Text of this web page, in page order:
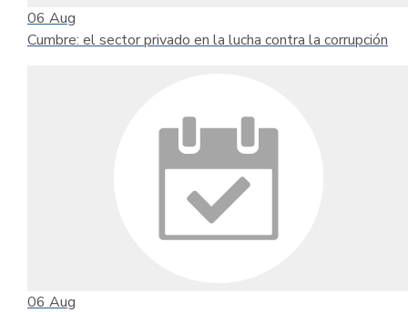
06 Aug
Cumbre: el sector privado en la lucha contra la corrupción
06 Aug